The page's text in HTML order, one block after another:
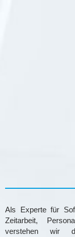
Als Experte für
Zeitarbeit,
verstehen wir